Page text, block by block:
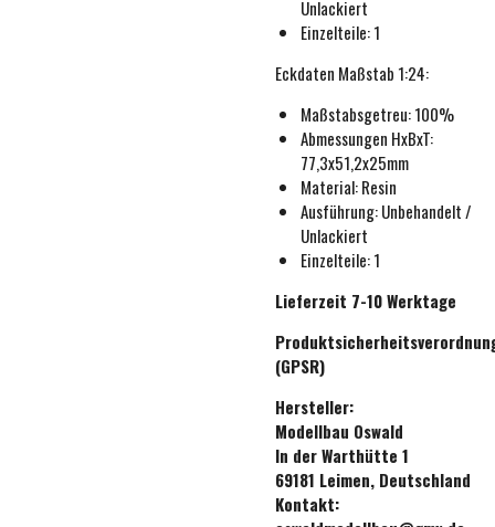
Unlackiert
Einzelteile: 1
Eckdaten Maßstab 1:24:
Maßstabsgetreu:100%
Abmessungen HxBxT:
77,3x51,2x25mm
Material: Resin
Ausführung:Unbehandelt /
Unlackiert
Einzelteile: 1
Lieferzeit 7-10 Werktage
(GPSR)
Hersteller:
Modellbau Oswald
In der Warthütte 1
69181 Leimen, Deutschland
Kontakt: